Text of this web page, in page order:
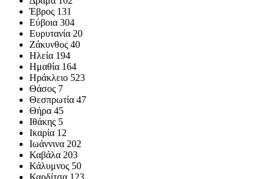
Έβρος 131
Εύβοια 304
Ευρυτανία 20
Ζάκυνθος 40
Ηλεία 194
Ημαθία 164
Ηράκλειο 523
Θάσος 7
Θεσπρωτία 47
Θήρα 45
Ιθάκης 5
Ικαρία 12
Ιωάννινα 202
Καβάλα 203
Κάλυμνος 50
Καρδίτσα 123